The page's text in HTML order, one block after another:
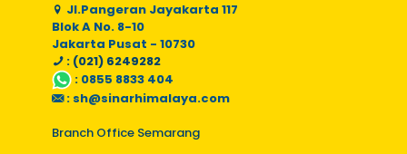
Jl.Pangeran Jayakarta 117
Blok A No. 8-10
Jakarta Pusat - 10730
: (021) 6249282
: 0855 8833 404
: sh@sinarhimalaya.com
Branch Office Semarang